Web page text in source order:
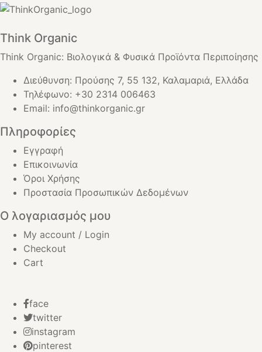
Think Organic
Think Organic: Βιολογικά & Φυσικά Προϊόντα Περιποίησης
Διεύθυνση: Προύσης 7, 55 132, Καλαμαριά, Ελλάδα
Τηλέφωνο: +30 2314 006463
Email: info@thinkorganic.gr
Πληροφορίες
Εγγραφή
Επικοινωνία
Όροι Χρήσης
Προστασία Προσωπικών Δεδομένων
Ο λογαριασμός μου
My account / Login
Checkout
Cart
face
twitter
instagram
pinterest